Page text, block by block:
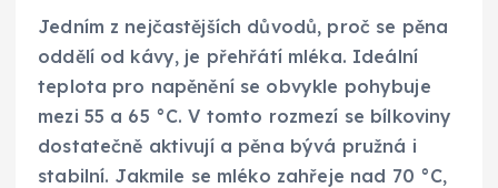
Jedním z nejčastějších důvodů, proč se pěna
oddělí od kávy, je přehřátí mléka. Ideální
teplota pro napěnění se obvykle pohybuje
mezi 55 a 65 °C. V tomto rozmezí se bílkoviny
dostatečně aktivují a pěna bývá pružná i
stabilní. Jakmile se mléko zahřeje nad 70 °C,